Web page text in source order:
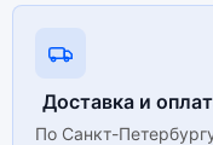
Доставка и
По Санкт-